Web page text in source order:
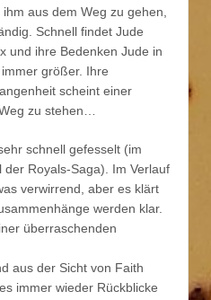
aus dem Weg zu gehen,
Schnell findet Jude
und ihre Bedenken Jude in
größer. Ihre
scheint einer
zu stehen…
schnell gefesselt (im
Royals-Saga). Im Verlauf
verwirrend, aber es klärt
werden klar.
überraschenden
aus der Sicht von Faith
immer wieder Rückblicke